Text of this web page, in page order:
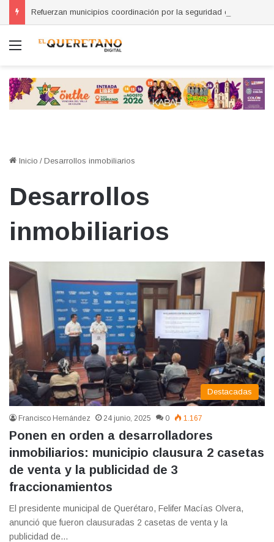
Menú
Inicio / Desarrollos inmobiliarios
Desarrollos
inmobiliarios
Destacadas
Francisco Hernández 24 junio, 2025 0 1.167
Ponen en orden a desarrolladores
inmobiliarios: municipio clausura 2 casetas
de venta y la publicidad de 3
fraccionamientos
El presidente municipal de Querétaro, Felifer Macías Olvera,
anunció que fueron clausuradas 2 casetas de venta y la
publicidad de…